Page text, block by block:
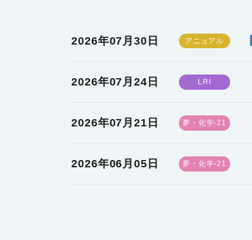
2026年07月30日
2026年07月24日 LRI
2026年07月21日 夢・化学-21
2026年06月05日 夢・化学-21